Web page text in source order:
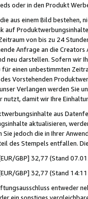
oder in den Produkt
aus einem Bild bestehen,
auf
von bis zu 24
Anfrage an die
neu darstellen. Sofern wir
einen unbestimmten
Vorstehenden
Verlangen werden Sie
damit wir Ihre
aus
aktualisieren,
jedoch die in Ihrer
des Stempels entfallen.
GBP] 32,77 (Stand
GBP] 32,77 (Stand
entweder
ein sonstiges